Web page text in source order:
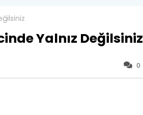
Yalnız Değilsiniz
0